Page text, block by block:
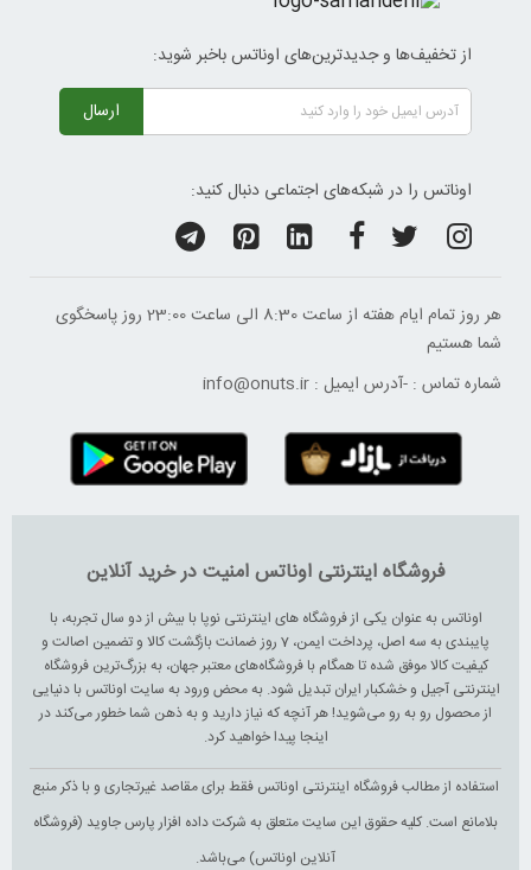
از تخفیف‌ها و جدیدترین‌های اوناتس باخبر شوید:
ارسال
اوناتس را در شبکه‌های اجتماعی دنبال کنید:
هر روز تمام ایام هفته از ساعت 8:30 الی ساعت 23:00 ‌روز پاسخگوی
شما هستیم
شماره تماس : -آدرس ایمیل : info@onuts.ir
فروشگاه اینترنتی اوناتس امنیت در خرید آنلاین
اوناتس به عنوان یکی از فروشگاه های اینترنتی نوپا با بیش از دو سال تجربه، با
پایبندی به سه اصل، پرداخت ایمن، 7 روز ضمانت بازگشت کالا و تضمین اصالت و
کیفیت کالا موفق شده تا همگام با فروشگاه‌های معتبر جهان، به بزرگ‌ترین فروشگاه
اینترنتی آجیل و خشکبار ایران تبدیل شود. به محض ورود به سایت اوناتس با دنیایی
از محصول رو به رو می‌شوید! هر آنچه که نیاز دارید و به ذهن شما خطور می‌کند در
اینجا پیدا خواهید کرد.
استفاده از مطالب فروشگاه اینترنتی اوناتس فقط برای مقاصد غیرتجاری و با ذکر منبع
بلامانع است. کلیه حقوق این سایت متعلق به شرکت داده افزار پارس جاوید (فروشگاه
آنلاین اوناتس) می‌باشد.